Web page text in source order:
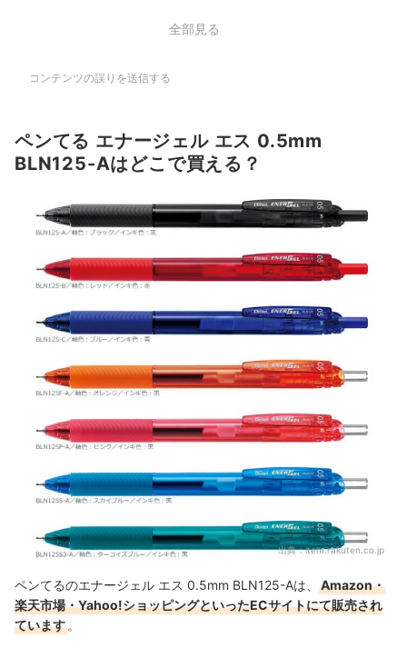
全部見る
コンテンツの誤りを送信する
ペンてる エナージェル エス 0.5mm
BLN125-Aはどこで買える？
出典：item.rakuten.co.jp
ペンてるのエナージェル エス 0.5mm BLN125-Aは、
Amazon・
楽天市場・Yahoo!ショッピングといったECサイトにて販売され
ています 。